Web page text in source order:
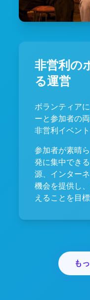
非営利の
る運営
ボランティア
ーと参加者の
非営利イベント
参加者が素晴
発に集中でき
源、インター
機会を提供し
えることを目
も